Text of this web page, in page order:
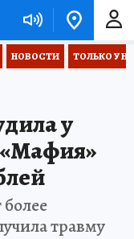
НОВОСТИ ТОЛЬКО У
у
травму